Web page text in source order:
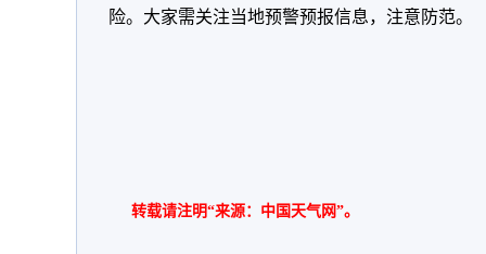
险。大家需关注当地预警预报信息，注意防范。
转载请注明“来源：中国天气网”。